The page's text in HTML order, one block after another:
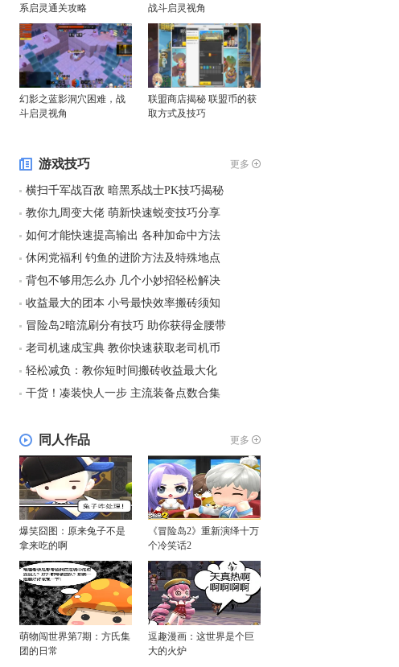
系启灵通关攻略
战斗启灵视角
幻影之蓝影洞穴困难，战
斗启灵视角
联盟商店揭秘 联盟币的获
取方式及技巧
游戏技巧 更多
横扫千军战百敌 暗黑系战士PK技巧揭秘
教你九周变大佬 萌新快速蜕变技巧分享
如何才能快速提高输出 各种加命中方法
休闲党福利 钓鱼的进阶方法及特殊地点
背包不够用怎么办 几个小妙招轻松解决
收益最大的团本 小号最快效率搬砖须知
冒险岛2暗流刷分有技巧 助你获得金腰带
老司机速成宝典 教你快速获取老司机币
轻松减负：教你短时间搬砖收益最大化
干货！凑装快人一步 主流装备点数合集
同人作品 更多
爆笑囧图：原来兔子不是
拿来吃的啊
《冒险岛2》重新演绎十万
个冷笑话2
萌物闯世界第7期：方氏集
团的日常
逗趣漫画：这世界是个巨
大的火炉